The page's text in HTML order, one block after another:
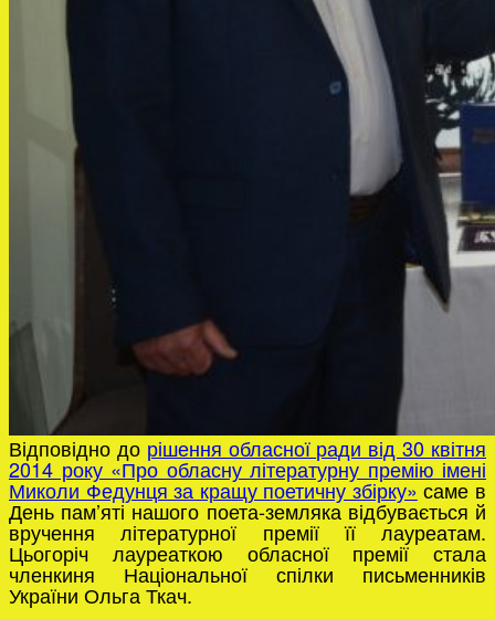
Відповідно до рішення обласної ради від 30 квітня
2014 року «Про обласну літературну премію імені
Миколи Федунця за кращу поетичну збірку»саме в
День пам’яті нашого поета-земляка відбувається й
вручення літературної премії її лауреатам.
Цьогоріч лауреаткою обласної премії стала
членкиня Національної спілки письменників
України Ольга Ткач.